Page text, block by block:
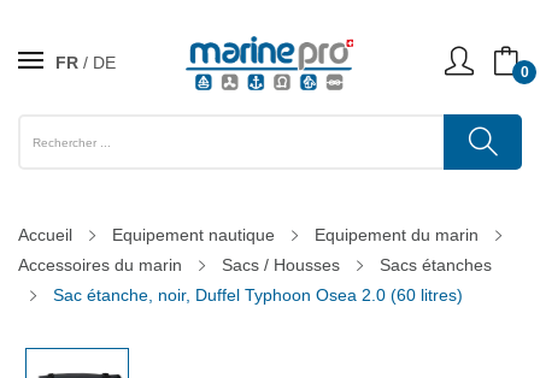
FR DE 0
Accueil Equipement nautique
Equipement du marin
Accessoires du marin
Sacs / Housses
Sacs étanches
Sac étanche, noir, Duffel Typhoon Osea 2.0 (60 litres)